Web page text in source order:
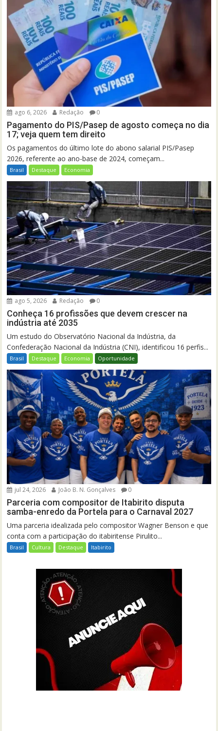
ago 6, 2026 Redação 0
Pagamento do PIS/Pasep de agosto começa no dia
17; veja quem tem direito
Os pagamentos do último lote do abono salarial PIS/Pasep
2026, referente ao ano-base de 2024, começam...
Brasil Destaque Economia
ago 5, 2026 Redação 0
Conheça 16 profissões que devem crescer na
indústria até 2035
Um estudo do Observatório Nacional da Indústria, da
Confederação Nacional da Indústria (CNI), identificou 16 perfis...
Brasil Destaque Economia Oportunidade
jul 24, 2026 João B. N. Gonçalves 0
Parceria com compositor de Itabirito disputa
samba-enredo da Portela para o Carnaval 2027
Uma parceria idealizada pelo compositor Wagner Benson e que
conta com a participação do itabiritense Pirulito...
Brasil Cultura Destaque Itabirito